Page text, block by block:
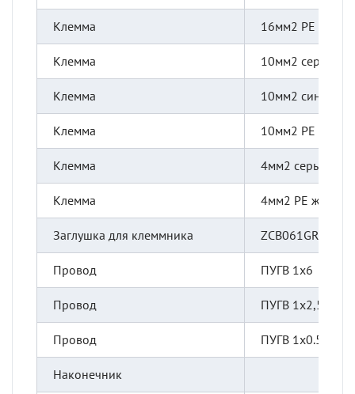
Клемма 16мм2 РЕ ж-зел.
Клемма 10мм2 серый
Клемма 10мм2 синий
Клемма 10мм2 РЕ ж-зел.
Клемма 4мм2 серый
Клемма 4мм2 РЕ ж-зел.
Заглушка для клеммника ZCB061GR 2.5-
Провод ПУГВ 1х6
Провод ПУГВ 1х2,5
Провод ПУГВ 1х0.5
Наконечник